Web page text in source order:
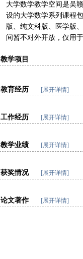
大学数学教学空间是吴
设的大学数学系列课程
版、纯文科版、医学版
间暂不对外开放，仅用
教学项目
教育经历 [展开详情]
工作经历 [展开详情]
教学业绩 [展开详情]
获奖情况 [展开详情]
论文著作 [展开详情]